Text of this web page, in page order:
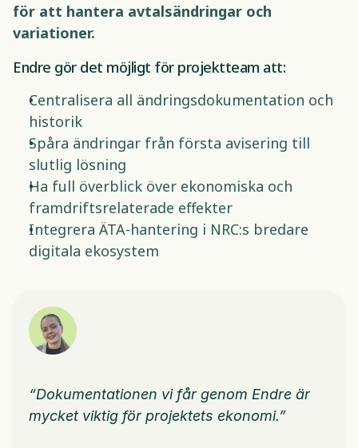
för att hantera avtalsändringar och
variationer.
Endre gör det möjligt för projektteam att:
Centralisera all ändringsdokumentation och
historik
Spåra ändringar från första avisering till
slutlig lösning
Ha full överblick över ekonomiska och
framdriftsrelaterade effekter
Integrera ÄTA-hantering i NRC:s bredare
digitala ekosystem
“Dokumentationen vi får genom Endre är
mycket viktig för projektets ekonomi.”